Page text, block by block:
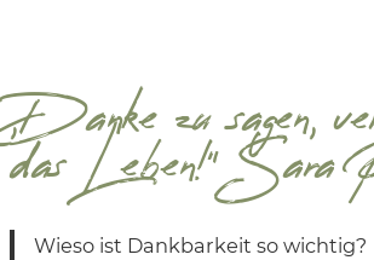
„Danke zu sagen,
das Leben!“
Wieso ist Dankbarkeit so wichtig?